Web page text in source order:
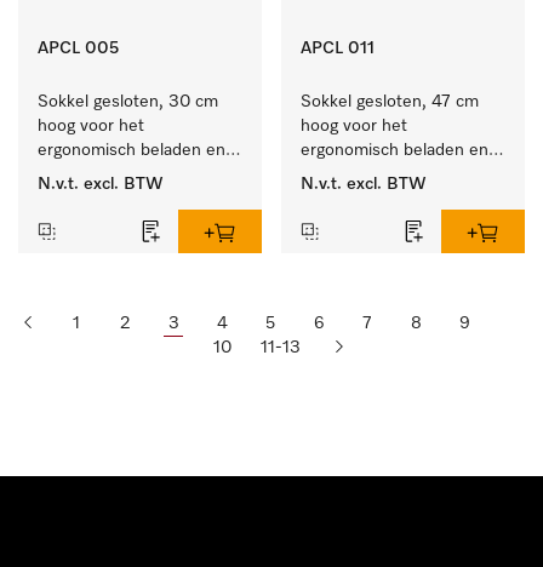
APCL 005
Sokkel gesloten, 30 cm
hoog voor het
ergonomisch beladen en
legen van de wasmachine
N.v.t. excl. BTW
APCL 011
Sokkel gesloten, 47 cm
hoog voor het
ergonomisch beladen en
legen van de wasmachine
N.v.t. excl. BTW
1 2 3 4 5 6 7 8
9
10
11-13